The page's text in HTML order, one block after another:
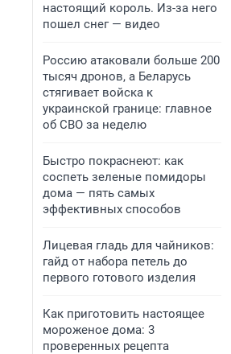
настоящий король. Из-за него
пошел снег — видео
Россию атаковали больше 200
тысяч дронов, а Беларусь
стягивает войска к
украинской границе: главное
об СВО за неделю
Быстро покраснеют: как
соспеть зеленые помидоры
дома — пять самых
эффективных способов
Лицевая гладь для чайников:
гайд от набора петель до
первого готового изделия
Как приготовить настоящее
мороженое дома: 3
проверенных рецепта